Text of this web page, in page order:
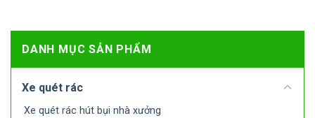
DANH MỤC SẢN PHẨM
Xe quét rác
Xe quét rác hút bụi nhà xưởng